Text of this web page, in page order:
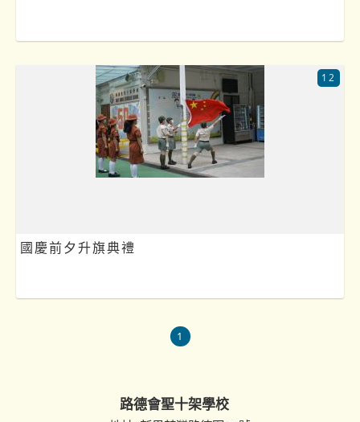
國慶前夕升旗典禮
12
1
路德會聖十架學校